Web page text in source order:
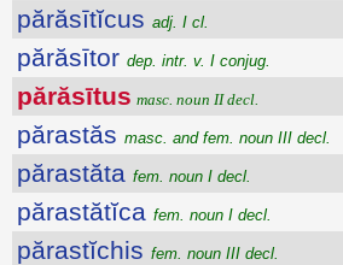
părăsītĭcus adj. I cl.
părăsītor dep. intr. v. I conjug.
părăsītus masc. noun II decl.
părastăs masc. and fem. noun III decl.
părastăta fem. noun I decl.
părastătĭca fem. noun I decl.
părastĭchis fem. noun III decl.